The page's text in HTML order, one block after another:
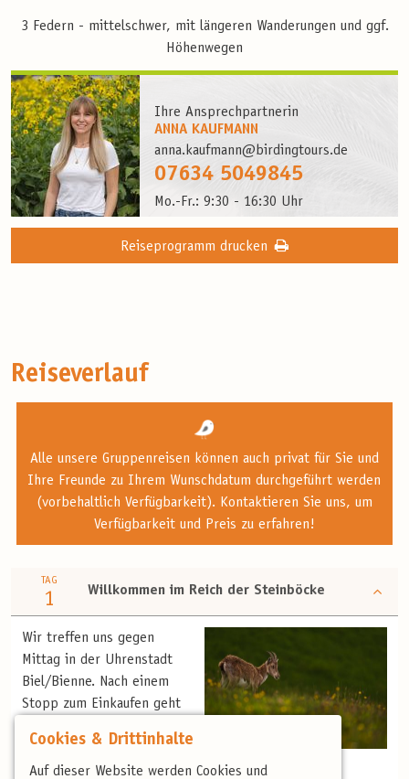
Cookies & Drittinhalte
Auf dieser Website werden Cookies und
3 Federn - mittelschwer, mit längeren Wanderungen und ggf.
Höhenwegen
Ihre Ansprechpartnerin
ANNA KAUFMANN
anna.kaufmann@birdingtours.de
07634 5049845
Mo.-Fr.: 9:30 - 16:30 Uhr
Reiseprogramm drucken
Reiseverlauf
Alle unsere Gruppenreisen können auch privat für Sie und
Ihre Freunde zu Ihrem Wunschdatum durchgeführt werden
(vorbehaltlich Verfügbarkeit). Kontaktieren Sie uns, um
Verfügbarkeit und Preis zu erfahren!
TAG
1 Willkommen im Reich der Steinböcke
Steinbock (N. Stettler)
Wir treffen uns gegen
Mittag in der Uhrenstadt
Biel/Bienne. Nach einem
Stopp zum Einkaufen geht
Fotolocation. So suchen wir
hoch in den Bergen nach